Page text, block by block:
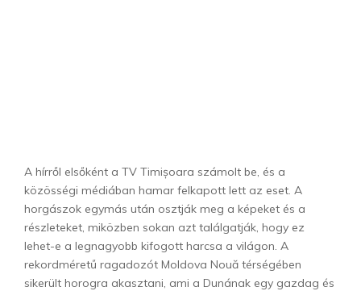
A hírről elsőként a TV Timișoara számolt be, és a
közösségi médiában hamar felkapott lett az eset. A
horgászok egymás után osztják meg a képeket és a
részleteket, miközben sokan azt találgatják, hogy ez
lehet-e a legnagyobb kifogott harcsa a világon. A
rekordméretű ragadozót Moldova Nouă térségében
sikerült horogra akasztani, ami a Dunának egy gazdag és